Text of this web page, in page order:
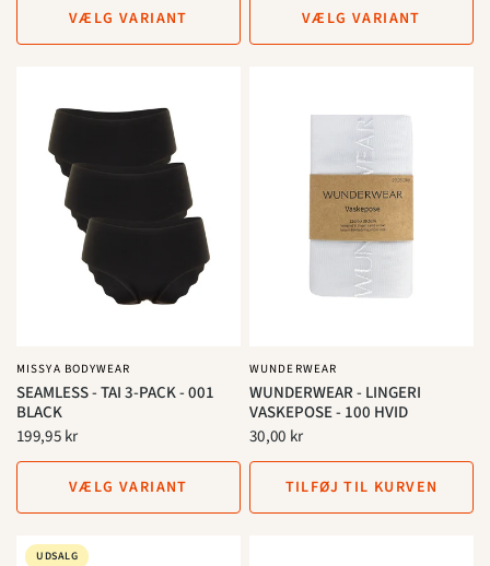
VÆLG VARIANT VÆLG VARIANT
MISSYA BODYWEAR
SEAMLESS - TAI 3-PACK - 001
BLACK
199,95 kr
VÆLG VARIANT
WUNDERWEAR
WUNDERWEAR - LINGERI
VASKEPOSE - 100 HVID
30,00 kr
TILFØJ TIL KURVEN
UDSALG